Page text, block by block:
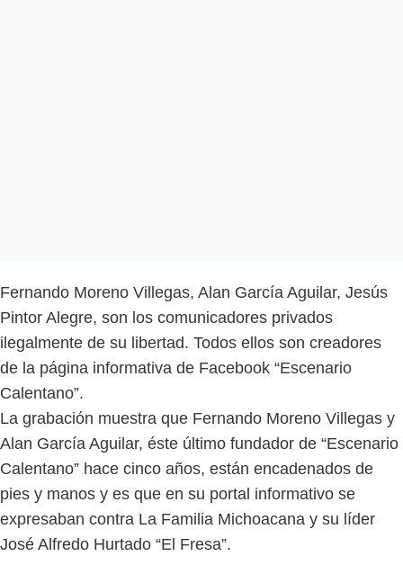
Fernando Moreno Villegas, Alan García Aguilar, Jesús
Pintor Alegre, son los comunicadores privados
ilegalmente de su libertad. Todos ellos son creadores
de la página informativa de Facebook “Escenario
Calentano”.
La grabación muestra que Fernando Moreno Villegas y
Alan García Aguilar, éste último fundador de “Escenario
Calentano” hace cinco años, están encadenados de
pies y manos y es que en su portal informativo se
expresaban contra La Familia Michoacana y su líder
José Alfredo Hurtado “El Fresa”.